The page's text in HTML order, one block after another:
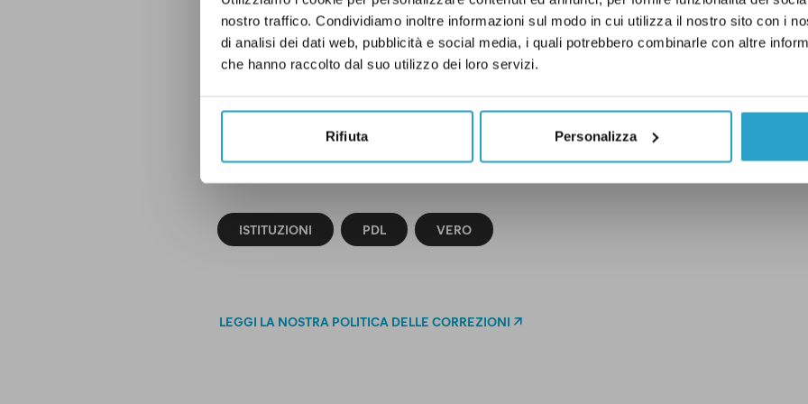
nostro traffico. Condividiamo inoltre informazioni sul modo in cui utilizza il nostro sito con i
di analisi dei dati web, pubblicità e social media, i quali potrebbero combinarle con altre
che hanno raccolto dal suo utilizzo dei loro servizi.
Rifiuta Personalizza
pieni voti con un “Vero”!
“umori” dell’imprenditoria, non possiamo ovviamente
ISTITUZIONI PDL VERO
LEGGI LA NOSTRA POLITICA DELLE CORREZIONI